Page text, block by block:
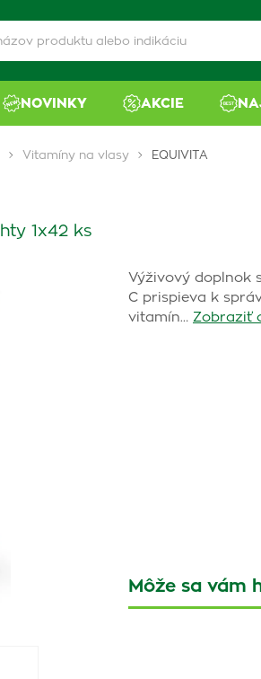
NOVINKY AKCIE
Vitamíny na vlasy EQUIVITA
1x42 ks
Výživový doplnok
C prispieva k
vitamín… Zobraziť
Môže sa vám